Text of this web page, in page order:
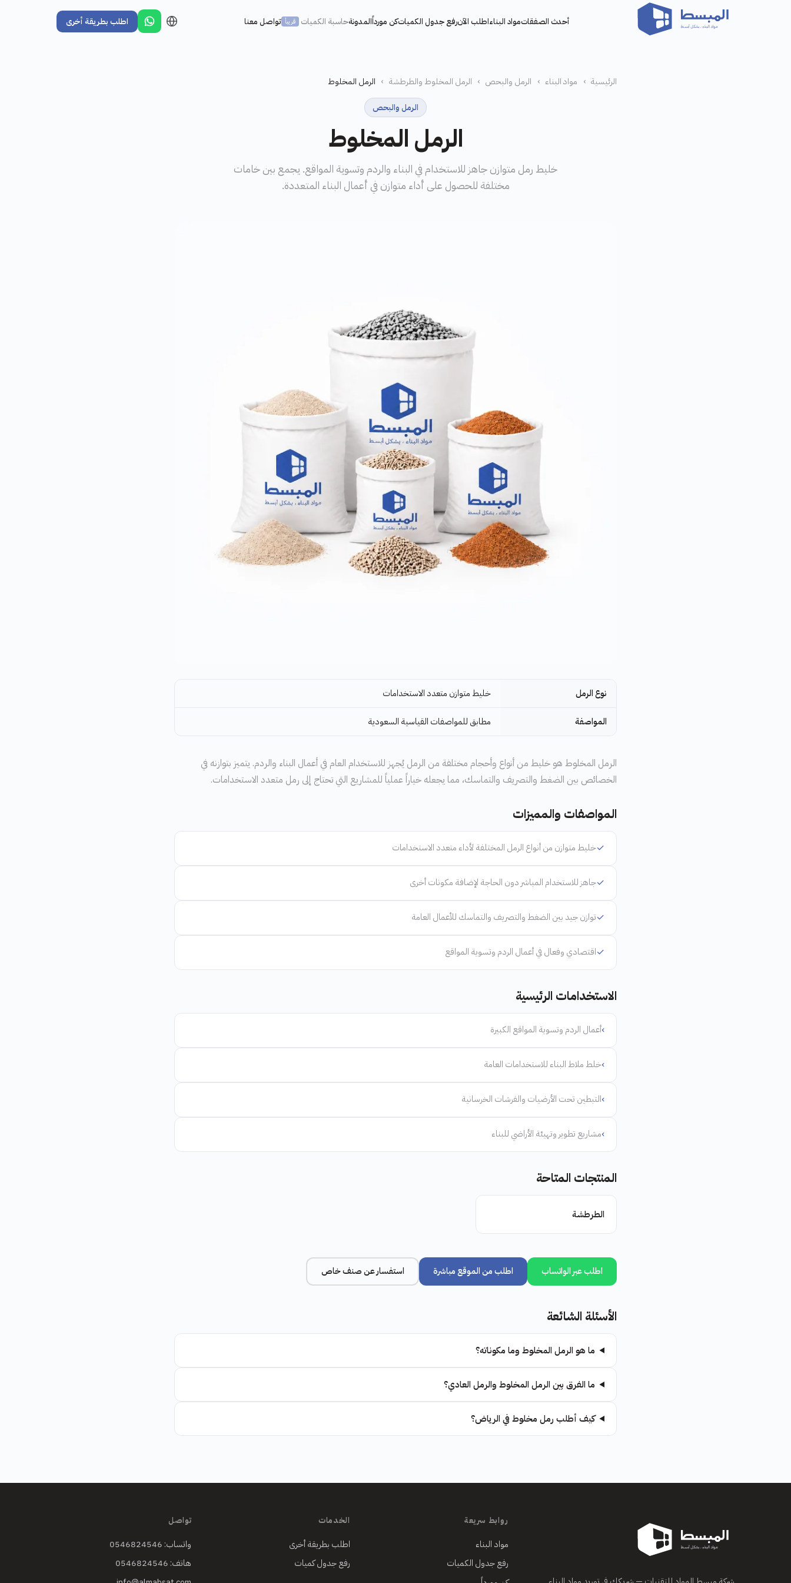
أحدث الصفقاتمواد البناءاطلب الآنرفع جدول الكمياتكن مورداًالمدونةحاسبة الكميات قريباً تواصل معنا اطلب بطريقة أخرى
الرئيسية › مواد البناء › الرمل والبحص › الرمل المخلوط والطرطشة › الرمل المخلوط
الرمل والبحص
الرمل المخلوط
خليط رمل متوازن جاهز للاستخدام في البناء والردم وتسوية المواقع. يجمع بين خامات
مختلفة للحصول على أداء متوازن في أعمال البناء المتعددة.
نوع الرمل خليط متوازن متعدد الاستخدامات
المواصفة مطابق للمواصفات القياسية السعودية
الرمل المخلوط هو خليط من أنواع وأحجام مختلفة من الرمل يُجهز للاستخدام العام في أعمال البناء والردم. يتميز بتوازنه في
الخصائص بين الضغط والتصريف والتماسك، مما يجعله خياراً عملياً للمشاريع التي تحتاج إلى رمل متعدد الاستخدامات.
المواصفات والمميزات
✓خليط متوازن من أنواع الرمل المختلفة لأداء متعدد الاستخدامات
✓جاهز للاستخدام المباشر دون الحاجة لإضافة مكونات أخرى
✓توازن جيد بين الضغط والتصريف والتماسك للأعمال العامة
✓اقتصادي وفعال في أعمال الردم وتسوية المواقع
الاستخدامات الرئيسية
›أعمال الردم وتسوية المواقع الكبيرة
›خلط ملاط البناء للاستخدامات العامة
›التبطين تحت الأرضيات والفرشات الخرسانية
›مشاريع تطوير وتهيئة الأراضي للبناء
المنتجات المتاحة
الطرطشة
اطلب عبر الواتساب اطلب من الموقع مباشرة استفسار عن صنف خاص
الأسئلة الشائعة
ما هو الرمل المخلوط وما مكوناته؟
ما الفرق بين الرمل المخلوط والرمل العادي؟
كيف أطلب رمل مخلوط في الرياض؟
روابط سريعة
مواد البناء
رفع جدول الكميات
الخدمات
اطلب بطريقة أخرى
رفع جدول كميات
تواصل
واتساب: 0546824546
هاتف: 0546824546